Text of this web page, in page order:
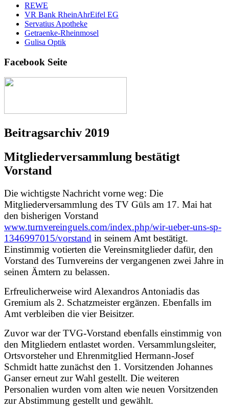
REWE
VR Bank RheinAhrEifel EG
Servatius Apotheke
Getraenke-Rheinmosel
Gulisa Optik
Facebook Seite
Beitragsarchiv 2019
Mitgliederversammlung bestätigt
Vorstand
Die wichtigste Nachricht vorne weg: Die
Mitgliederversammlung des TV Güls am 17. Mai hat
den bisherigen Vorstand
www.turnvereinguels.com/index.php/wir-ueber-uns-sp-
1346997015/vorstand in seinem Amt bestätigt.
Einstimmig votierten die Vereinsmitglieder dafür, den
Vorstand des Turnvereins der vergangenen zwei Jahre in
seinen Ämtern zu belassen.
Erfreulicherweise wird Alexandros Antoniadis das
Gremium als 2. Schatzmeister ergänzen. Ebenfalls im
Amt verbleiben die vier Beisitzer.
Zuvor war der TVG-Vorstand ebenfalls einstimmig von
den Mitgliedern entlastet worden. Versammlungsleiter,
Ortsvorsteher und Ehrenmitglied Hermann-Josef
Schmidt hatte zunächst den 1. Vorsitzenden Johannes
Ganser erneut zur Wahl gestellt. Die weiteren
Personalien wurden vom alten wie neuen Vorsitzenden
zur Abstimmung gestellt und gewählt.